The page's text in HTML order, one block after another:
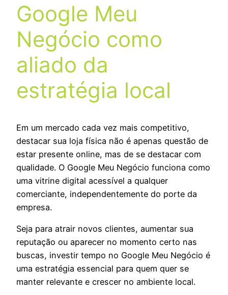
Google Meu
Negócio como
aliado da
estratégia local
Em um mercado cada vez mais competitivo,
destacar sua loja física não é apenas questão de
estar presente online, mas de se destacar com
qualidade. O Google Meu Negócio funciona como
uma vitrine digital acessível a qualquer
comerciante, independentemente do porte da
empresa.
Seja para atrair novos clientes, aumentar sua
reputação ou aparecer no momento certo nas
buscas, investir tempo no Google Meu Negócio é
uma estratégia essencial para quem quer se
manter relevante e crescer no ambiente local.